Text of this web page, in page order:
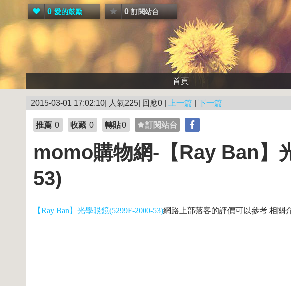
0 愛的鼓勵 0 訂閱站台
首頁
2015-03-01 17:02:10| 人氣225| 回應0 | 上一篇 下一篇
推薦 0 收藏 0 轉貼0 訂閱站台
momo購物網-【Ray Ban】
53)
【Ray Ban】光學眼鏡(5299F-2000-53)網路上部落客的評價可以參考 相關